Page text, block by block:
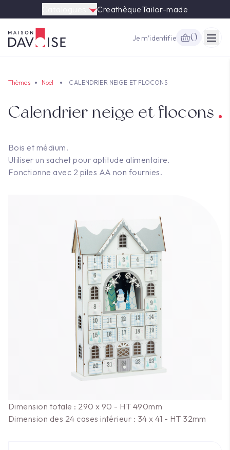
CreathèqueTailor-made
Je m’identifie 0
Thèmes Noël CALENDRIER NEIGE ET FLOCONS
Calendrier neige et flocons
Bois et médium.
Utiliser un sachet pour aptitude alimentaire.
Fonctionne avec 2 piles AA non fournies.
Dimension totale : 290 x 90 - HT 490mm
Dimension des 24 cases intérieur : 34 x 41 - HT 32mm